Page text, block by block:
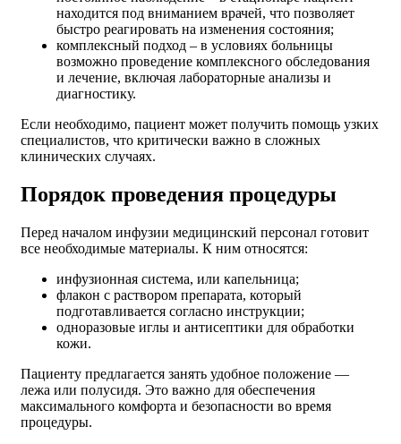
находится под вниманием врачей, что позволяет
быстро реагировать на изменения состояния;
комплексный подход – в условиях больницы
возможно проведение комплексного обследования
и лечение, включая лабораторные анализы и
диагностику.
Если необходимо, пациент может получить помощь узких
специалистов, что критически важно в сложных
клинических случаях.
Порядок проведения процедуры
Перед началом инфузии медицинский персонал готовит
все необходимые материалы. К ним относятся:
инфузионная система, или капельница;
флакон с раствором препарата, который
подготавливается согласно инструкции;
одноразовые иглы и антисептики для обработки
кожи.
Пациенту предлагается занять удобное положение —
лежа или полусидя. Это важно для обеспечения
максимального комфорта и безопасности во время
процедуры.